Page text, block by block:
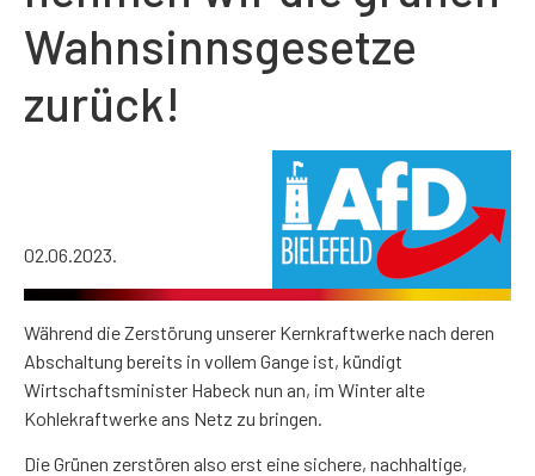
Wahnsinnsgesetze
zurück!
02.06.2023.
Während die Zerstörung unserer Kernkraftwerke nach deren
Abschaltung bereits in vollem Gange ist, kündigt
Wirtschaftsminister Habeck nun an, im Winter alte
Kohlekraftwerke ans Netz zu bringen.
Die Grünen zerstören also erst eine sichere, nachhaltige,